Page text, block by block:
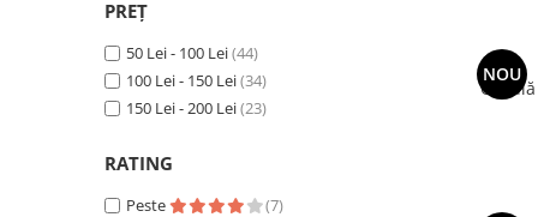
PREȚ
50 Lei - 100 Lei(44)
100 Lei - 150 Lei(34)
150 Lei - 200 Lei(23)
RATING
Peste
(7)
NOU